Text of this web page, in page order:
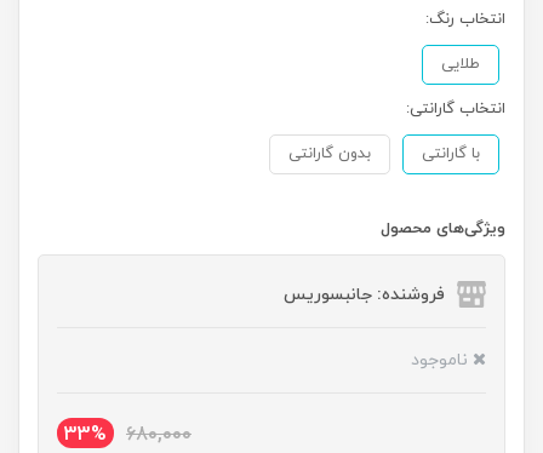
انتخاب رنگ:
طلایی
انتخاب گارانتی:
با گارانتی بدون گارانتی
ویژگی‌های محصول
فروشنده: جانبسوریس
ناموجود
680,000
33%